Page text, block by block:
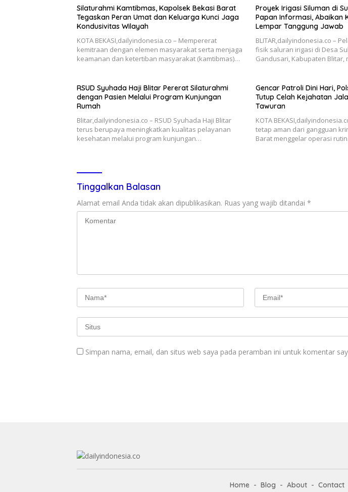
Silaturahmi Kamtibmas, Kapolsek Bekasi Barat
Tegaskan Peran Umat dan Keluarga Kunci Jaga
Kondusivitas Wilayah
KOTA BEKASI,dailyindonesia.co – Mempererat
kemitraan dengan elemen masyarakat serta menjaga
keamanan dan ketertiban masyarakat (kamtibmas)…
Proyek Irigasi Siluman di
Papan Informasi, Abaikan
Lempar Tanggung Jawab
BLITAR,dailyindonesia.co –
fisik saluran irigasi di Desa
Gandusari, Kabupaten Blitar,
RSUD Syuhada Haji Blitar Pererat Silaturahmi
dengan Pasien Melalui Program Kunjungan
Rumah
Blitar,dailyindonesia.co – RSUD Syuhada Haji Blitar
terus berupaya meningkatkan kualitas pelayanan
kesehatan melalui program kunjungan…
Gencar Patroli Dini Hari,
Tutup Celah Kejahatan
Tawuran
KOTA
tetap aman dari gangguan
Barat menggelar operasi
Tinggalkan Balasan
Alamat email Anda tidak akan dipublikasikan. Ruas yang wajib ditandai *
Simpan nama, email, dan situs web saya pada peramban ini untuk komentar
Home Blog About Contact